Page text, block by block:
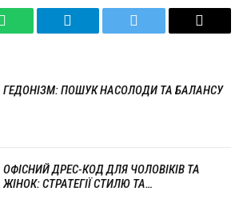
WhatsApp Telegram Twitter Email
ГЕДОНІЗМ: ПОШУК НАСОЛОДИ ТА БАЛАНСУ
ОФІСНИЙ ДРЕС-КОД ДЛЯ ЧОЛОВІКІВ ТА
ЖІНОК: СТРАТЕГІЇ СТИЛЮ ТА